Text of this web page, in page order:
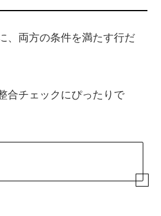
、両方の条件を満たす行だ
合チェックにぴったりで